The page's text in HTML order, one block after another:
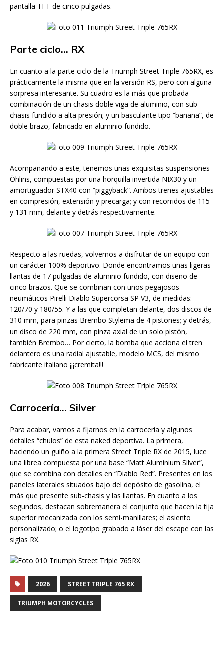
pantalla TFT de cinco pulgadas.
Parte ciclo… RX
En cuanto a la parte ciclo de la Triumph Street Triple 765RX, es
prácticamente la misma que en la versión RS, pero con alguna
sorpresa interesante. Su cuadro es la más que probada
combinación de un chasis doble viga de aluminio, con sub-
chasis fundido a alta presión; y un basculante tipo “banana”, de
doble brazo, fabricado en aluminio fundido.
Acompañando a este, tenemos unas exquisitas suspensiones
Öhlins, compuestas por una horquilla invertida NIX30 y un
amortiguador STX40 con “piggyback”. Ambos trenes ajustables
en compresión, extensión y precarga; y con recorridos de 115
y 131 mm, delante y detrás respectivamente.
Respecto a las ruedas, volvemos a disfrutar de un equipo con
un carácter 100% deportivo. Donde encontramos unas ligeras
llantas de 17 pulgadas de aluminio fundido, con diseño de
cinco brazos. Que se combinan con unos pegajosos
neumáticos Pirelli Diablo Supercorsa SP V3, de medidas:
120/70 y 180/55. Y a las que completan delante, dos discos de
310 mm, para pinzas Brembo Stylema de 4 pistones; y detrás,
un disco de 220 mm, con pinza axial de un solo pistón,
también Brembo… Por cierto, la bomba que acciona el tren
delantero es una radial ajustable, modelo MCS, del mismo
fabricante italiano ¡¡¡cremita!!!
Carrocería… Silver
Para acabar, vamos a fijarnos en la carrocería y algunos
detalles “chulos” de esta naked deportiva. La primera,
haciendo un guiño a la primera Street Triple RX de 2015, luce
una librea compuesta por una base “Matt Aluminium Silver”,
que se combina con detalles en “Diablo Red”. Presentes en los
paneles laterales situados bajo del depósito de gasolina, el
más que presente sub-chasis y las llantas. En cuanto a los
segundos, destacan sobremanera el conjunto que hacen la tija
superior mecanizada con los semi-manillares; el asiento
personalizado; o el logotipo grabado a láser del escape con las
siglas RX.
2026 STREET TRIPLE 765 RX
TRIUMPH MOTORCYCLES